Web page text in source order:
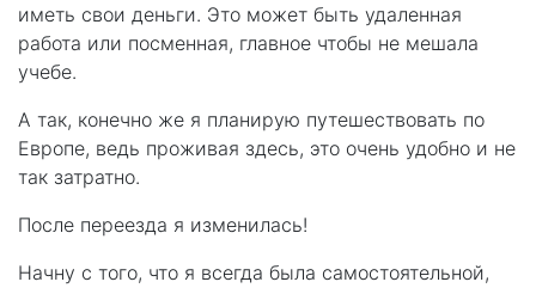
иметь свои деньги. Это может быть удаленная
работа или посменная, главное чтобы не мешала
учебе.
А так, конечно же я планирую путешествовать по
Европе, ведь проживая здесь, это очень удобно и не
так затратно.
После переезда я изменилась!
Начну с того, что я всегда была самостоятельной,